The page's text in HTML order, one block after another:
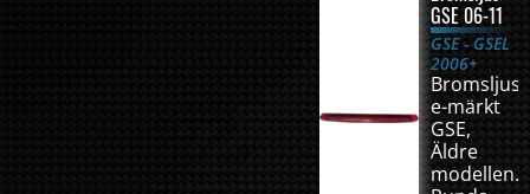
GSE 06-11
GSE - GSEL
2006+
Bromsljus
e-märkt
GSE,
Äldre
modellen.